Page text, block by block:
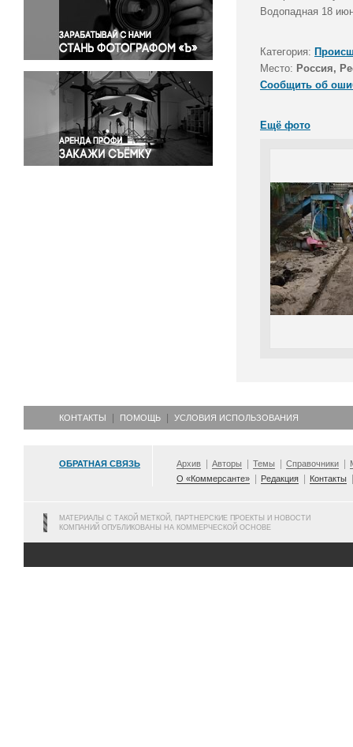
Правосудие
Происшествия и конфликты
Религия
Светская жизнь
Спорт
Экология
Экономика и бизнес
Водопадная 18
Категория:
Место: Россия,
Сообщить об
Ещё фото
КОНТАКТЫ ПОМОЩЬ УСЛОВИЯ ИСПОЛЬЗОВАНИЯ
ОБРАТНАЯ СВЯЗЬ Архив Авторы Темы Справочники
О «Коммерсанте»
Редакция Контакты
МАТЕРИАЛЫ С ТАКОЙ МЕТКОЙ, ПАРТНЕРСКИЕ ПРОЕКТЫ И НОВОСТИ
КОМПАНИЙ ОПУБЛИКОВАНЫ НА КОММЕРЧЕСКОЙ ОСНОВЕ